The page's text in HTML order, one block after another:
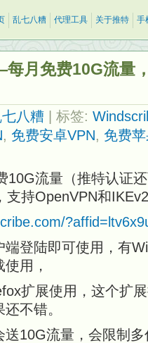
乱七八糟 代理工具 关于推特 手
月免费10G流量
八糟 | 标签:
, 免费安卓VPN, 免费
10G流量（推特认证
支持OpenVPN和
登陆即可使用，有
用，
扩展使用，这个扩
不错。
10G流量，会限制